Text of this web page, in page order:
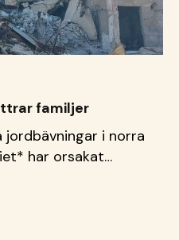
familjer
jordbävningar i norra
har orsakat
Familjer
stigande